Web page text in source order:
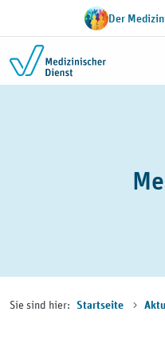
Zum Inhalt springenDer
Sie sind hier: Startseite